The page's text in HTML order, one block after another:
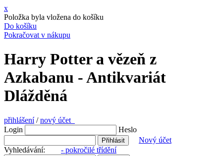
x
Položka byla vložena do košíku
Do košíku
Pokračovat v nákupu
Harry Potter a vězeň z
Azkabanu - Antikvariát
Dlážděná
přihlášení/nový účet
Login
Heslo
Nový účet
Vyhledávání: - pokročilé třídění